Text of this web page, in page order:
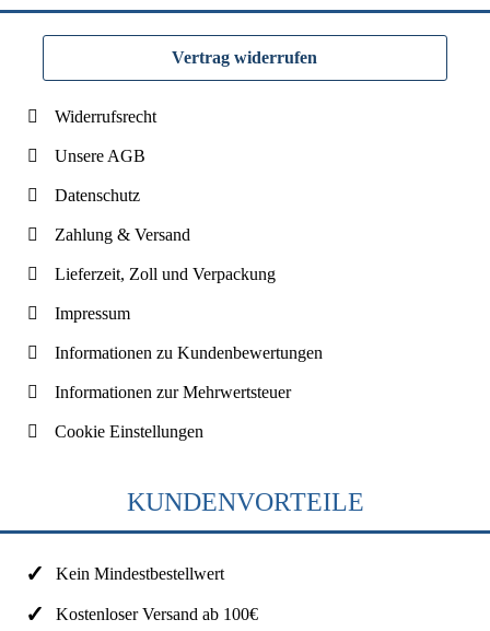
Vertrag widerrufen
Widerrufsrecht
Unsere AGB
Datenschutz
Zahlung & Versand
Lieferzeit, Zoll und Verpackung
Impressum
Informationen zu Kundenbewertungen
Informationen zur Mehrwertsteuer
Cookie Einstellungen
KUNDENVORTEILE
Kein Mindestbestellwert
Kostenloser Versand ab 100€